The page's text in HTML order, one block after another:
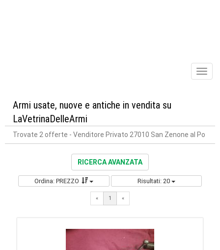
Armi usate, nuove e antiche in vendita su
LaVetrinaDelleArmi
Trovate 2 offerte - Venditore Privato 27010 San Zenone al Po
RICERCA AVANZATA
Ordina: PREZZO Risultati: 20
« 1 «